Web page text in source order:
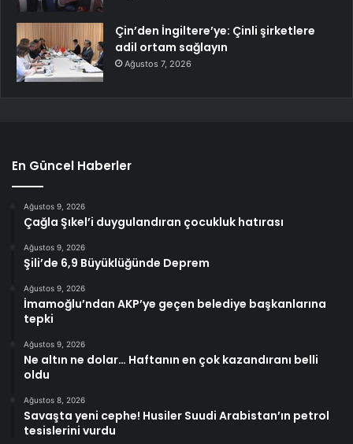
Çin’den İngiltere’ye: Çinli şirketlere
adil ortam sağlayın
Ağustos 7, 2026
En Güncel Haberler
Ağustos 9, 2026
Çağla Şıkel’i duygulandıran çocukluk hatırası
Ağustos 9, 2026
Şili’de 6,9 Büyüklüğünde Deprem
Ağustos 9, 2026
İmamoğlu’ndan AKP’ye geçen belediye başkanlarına
tepki
Ağustos 9, 2026
Ne altın ne dolar… Haftanın en çok kazandıranı belli
oldu
Ağustos 8, 2026
Savaşta yeni cephe! Husiler Suudi Arabistan’ın petrol
tesislerini vurdu